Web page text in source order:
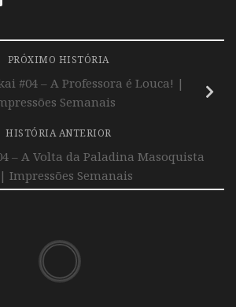
PRÓXIMO HISTÓRIA
#04 – A Professora é Louca! |
Semanais
HISTÓRIA ANTERIOR
– A Volta da Paladina Masoquista
| Impressões Semanais